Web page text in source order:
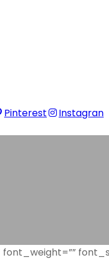
Pinterest Instagran